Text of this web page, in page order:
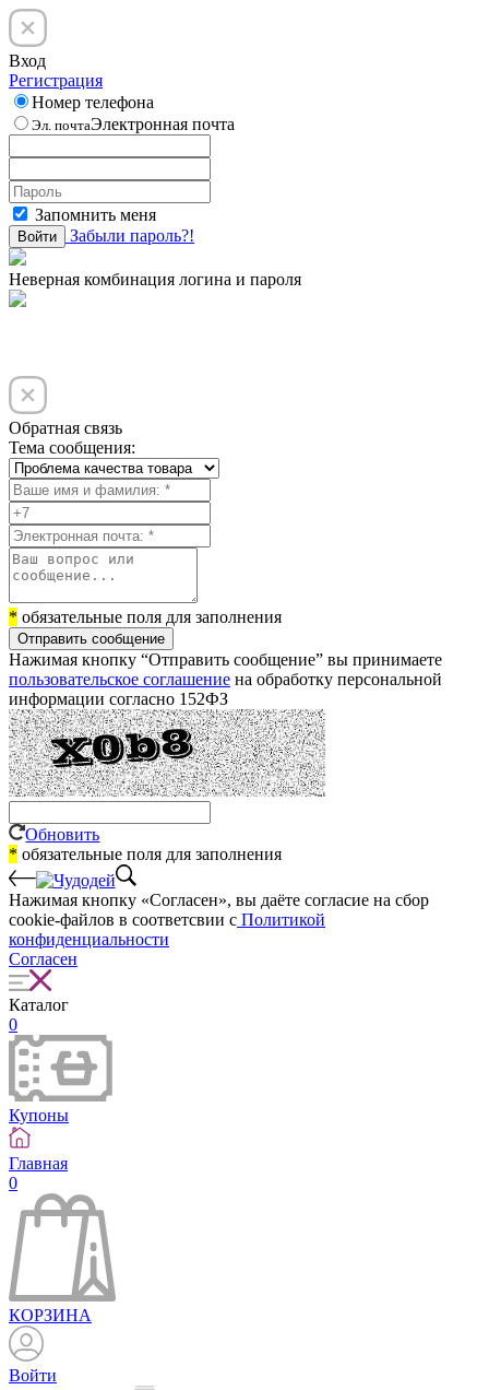
Вход
Регистрация
Номер телефона
Эл. почтаЭлектронная почта
Запомнить меня
Войти Забыли пароль?!
Неверная комбинация логина и пароля
Обратная связь
Тема сообщения:
* обязательные поля для заполнения
Отправить сообщение
Нажимая кнопку “Отправить сообщение” вы принимаете
пользовательское соглашение на обработку персональной
информации согласно 152ФЗ
Обновить
* обязательные поля для заполнения
Нажимая кнопку «Согласен», вы даёте cогласие на сбор
cookie-файлов в соответсвии с Политикой
конфиденциальности
Согласен
Каталог
0
Купоны
Главная
0
КОРЗИНА
Войти